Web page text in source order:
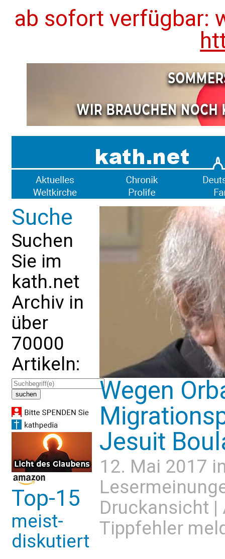
ab sofort verfügbar:
Suche
Suchen
Sie im
kath.net
Archiv in
über
70000
Artikeln:
Top-15
meist-
diskutiert
Wegen
Jesuit
12. Mai 2017
Druckansicht |
Tippfehler